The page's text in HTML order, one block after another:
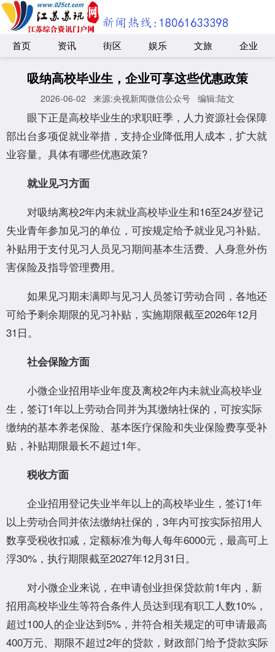
首页 资讯 街区 娱乐 文旅 企业
吸纳高校毕业生，企业可享这些优惠政策
2026-06-02 来源:央视新闻微信公众号 编辑:陆文
眼下正是高校毕业生的求职旺季，人力资源社会保障
部出台多项促就业举措，支持企业降低用人成本，扩大就
业容量。具体有哪些优惠政策?
就业见习方面
对吸纳离校2年内未就业高校毕业生和16至24岁登记
失业青年参加见习的单位，可按规定给予就业见习补贴。
补贴用于支付见习人员见习期间基本生活费、人身意外伤
害保险及指导管理费用。
如果见习期未满即与见习人员签订劳动合同，各地还
可给予剩余期限的见习补贴，实施期限截至2026年12月
31日。
社会保险方面
小微企业招用毕业年度及离校2年内未就业高校毕业
生，签订1年以上劳动合同并为其缴纳社保的，可按实际
缴纳的基本养老保险、基本医疗保险和失业保险费享受补
贴，补贴期限最长不超过1年。
税收方面
企业招用登记失业半年以上的高校毕业生，签订1年
以上劳动合同并依法缴纳社保的，3年内可按实际招用人
数享受税收扣减，定额标准为每人每年6000元，最高可上
浮30%，执行期限截至2027年12月31日。
对小微企业来说，在申请创业担保贷款前1年内，新
招用高校毕业生等符合条件人员达到现有职工人数10%，
超过100人的企业达到5%，并符合相关规定的可申请最高
400万元、期限不超过2年的贷款，财政部门给予贷款实际